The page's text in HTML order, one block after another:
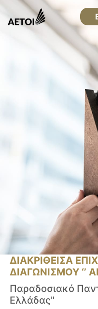
ΔΙΑΚΡΙΘΕΙΣΑ
ΔΙΑΓΩΝΙΣΜΟΥ ‘’
Παραδοσιακό
Ελλάδας"